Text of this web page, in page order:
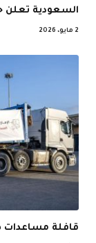
السعودية تعلن
2 مايو، 2026
قافلة مساعدات